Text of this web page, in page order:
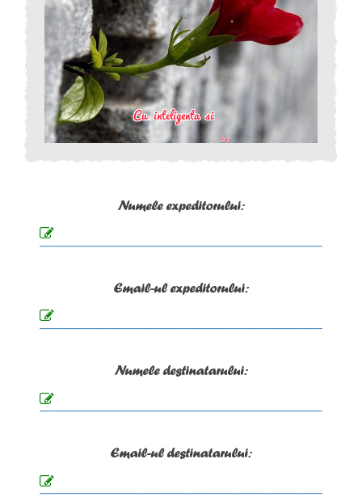
Numele expeditorului:
Email-ul expeditorului:
Numele destinatarului:
Email-ul destinatarului: